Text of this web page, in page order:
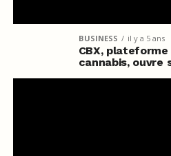
BUSINESS il y a 5 ans
CBX,
cannabis, ouvre